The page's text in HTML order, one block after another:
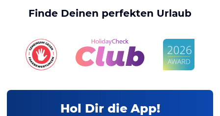
Finde Deinen perfekten Urlaub
Hol Dir die App!